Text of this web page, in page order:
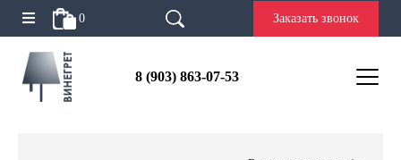
0 Заказать звонок
8 (903) 863-07-53